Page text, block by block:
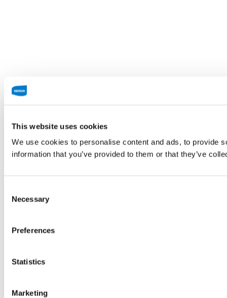
This website uses cookies
We use cookies to personalise content and ads, to provide
information that you’ve provided to them or that they’ve
Selection
Necessary
Preferences
Statistics
Marketing